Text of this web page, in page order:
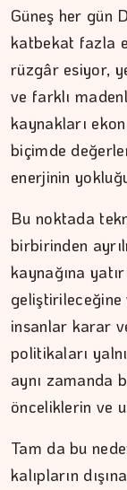
Güneş her gün
katbekat fazla
rüzgâr esiyor,
ve farklı
kaynakları
biçimde
enerjinin
Bu noktada
birbirinden
kaynağına
insanlar karar
politikaları
aynı zamanda
önceliklerin ve
Tam da bu
kalıpların